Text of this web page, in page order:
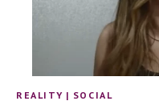
REALITY | SOCIAL